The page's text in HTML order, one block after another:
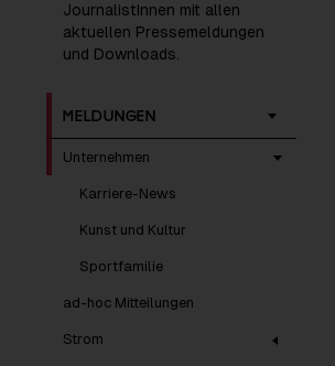
JournalistInnen mit allen
aktuellen Pressemeldungen
und Downloads.
MELDUNGEN
Unternehmen
Karriere-News
Kunst und Kultur
Sportfamilie
ad-hoc Mitteilungen
Strom